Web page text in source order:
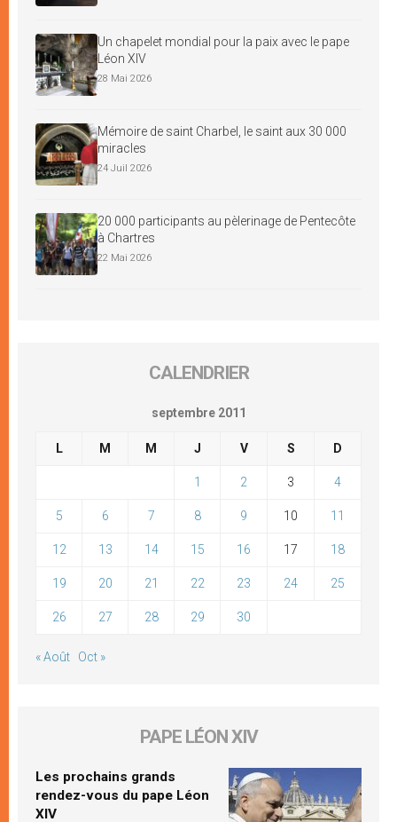
Un chapelet mondial pour la paix avec le pape
Léon XIV
28 Mai 2026
Mémoire de saint Charbel, le saint aux 30 000
miracles
24 Juil 2026
20 000 participants au pèlerinage de Pentecôte
à Chartres
22 Mai 2026
CALENDRIER
septembre 2011
L M M J V S D
1 2 3 4
5 6 7 8 9 10 11
12 13 14 15 16 17 18
19 20 21 22 23 24 25
26 27 28 29 30
« Août Oct »
PAPE LÉON XIV
Les prochains grands
rendez-vous du pape Léon
XIV